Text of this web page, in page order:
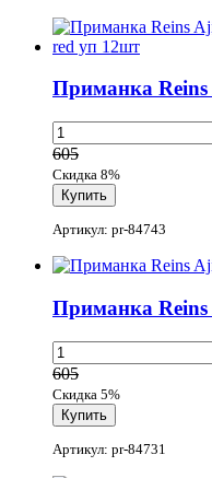
Приманка
605
Скидка 8%
Артикул: pr-84743
Приманка Reins
605
Скидка 5%
Артикул: pr-84731